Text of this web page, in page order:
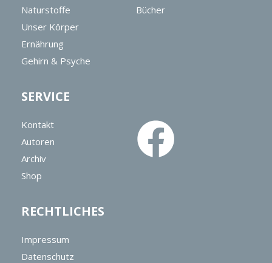
Naturstoffe
Unser Körper
Ernährung
Gehirn & Psyche
Bücher
SERVICE
Kontakt
Autoren
Archiv
Shop
RECHTLICHES
Impressum
Datenschutz